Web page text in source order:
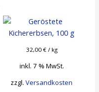
32,00 €/ kg
inkl. 7 % MwSt.
zzgl.Versandkosten